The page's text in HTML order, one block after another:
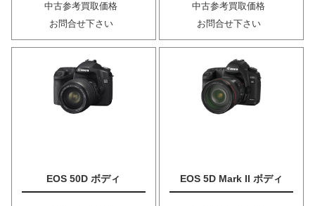
中古参考買取価格
お問合せ下さい
中古参考買取価格
お問合せ下さい
EOS 50D ボディ EOS 5D Mark II ボディ